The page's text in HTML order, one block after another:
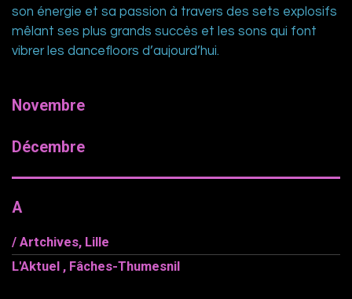
son énergie et sa passion à travers des sets explosifs
mêlant ses plus grands succès et les sons qui font
vibrer les dancefloors d’aujourd’hui.
Novembre
Décembre
A
/ Artchives, Lille
L'Aktuel , Fâches-Thumesnil